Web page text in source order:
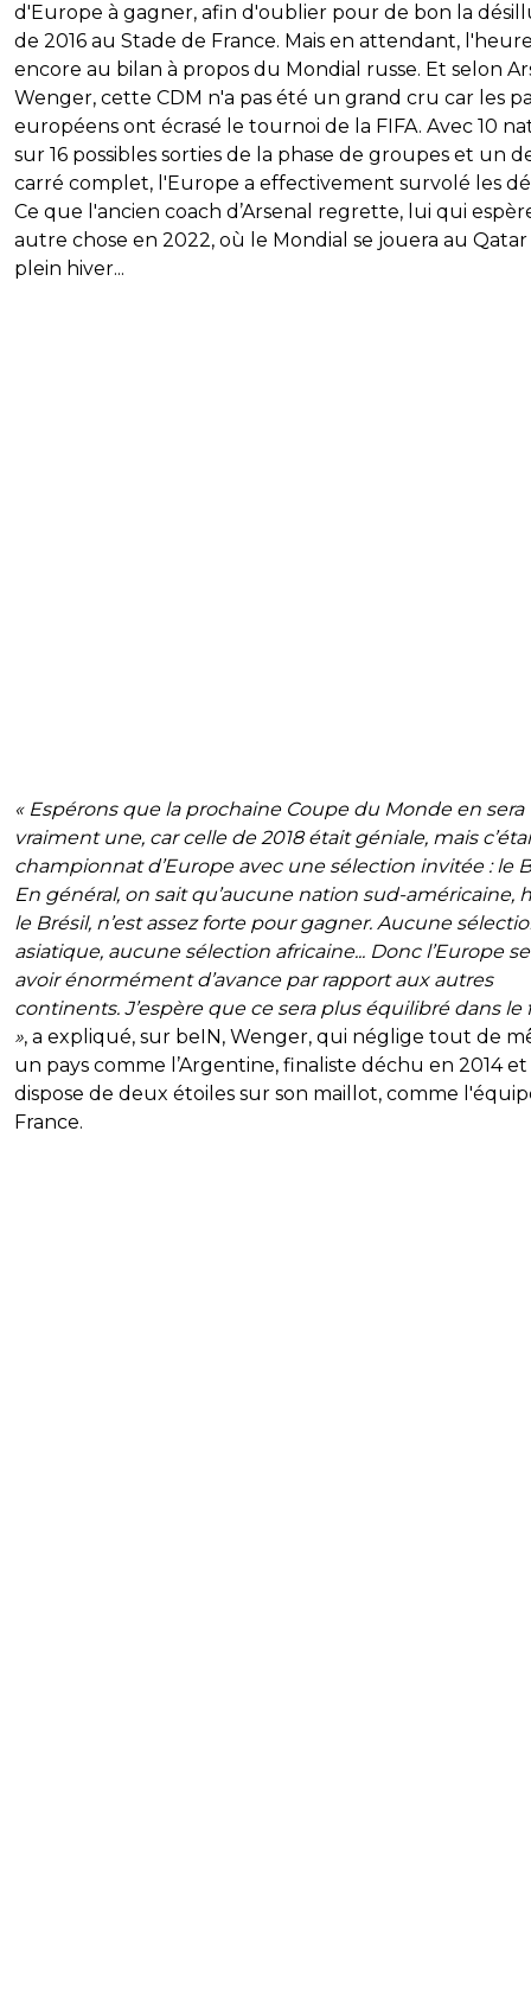
d'Europe à gagner, afin d'oublier pour de bon la
de 2016 au Stade de France. Mais en attendant,
encore au bilan à propos du Mondial russe. Et selon
Wenger, cette CDM n'a pas été un grand cru car les
européens ont écrasé le tournoi de la FIFA. Avec 10
sur 16 possibles sorties de la phase de groupes et un
carré complet, l'Europe a effectivement survolé les
Ce que l'ancien coach d’Arsenal regrette, lui qui
autre chose en 2022, où le Mondial se jouera au
plein hiver...
« Espérons que la prochaine Coupe du Monde en sera
vraiment une, car celle de 2018 était géniale, mais
championnat d’Europe avec une sélection invitée : le
En général, on sait qu’aucune nation sud-américaine,
le Brésil, n’est assez forte pour gagner. Aucune
asiatique, aucune sélection africaine... Donc l’Europe
avoir énormément d’avance par rapport aux autres
continents. J’espère que ce sera plus équilibré dans le
», a expliqué, sur beIN, Wenger, qui néglige tout de
un pays comme l’Argentine, finaliste déchu en 2014
dispose de deux étoiles sur son maillot, comme
France.